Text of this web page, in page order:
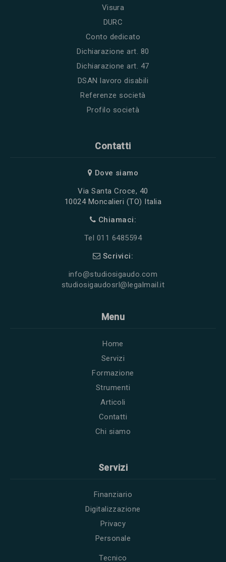
Visura
DURC
Conto dedicato
Dichiarazione art. 80
Dichiarazione art. 47
DSAN lavoro disabili
Referenze società
Profilo società
Contatti
Dove siamo
Via Santa Croce, 40
10024 Moncalieri (TO) Italia
Chiamaci:
Tel 011 6485594
Scrivici:
info@studiosigaudo.com
studiosigaudosrl@legalmail.it
Menu
Home
Servizi
Formazione
Strumenti
Articoli
Contatti
Chi siamo
Servizi
Finanziario
Digitalizzazione
Privacy
Personale
Tecnico